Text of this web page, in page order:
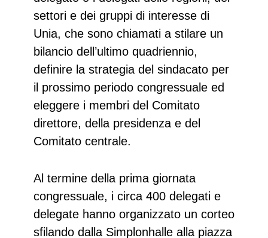
settori e dei gruppi di interesse di
Unia, che sono chiamati a stilare un
bilancio dell’ultimo quadriennio,
definire la strategia del sindacato per
il prossimo periodo congressuale ed
eleggere i membri del Comitato
direttore, della presidenza e del
Comitato centrale.
Al termine della prima giornata
congressuale, i circa 400 delegati e
delegate hanno organizzato un corteo
sfilando dalla Simplonhalle alla piazza